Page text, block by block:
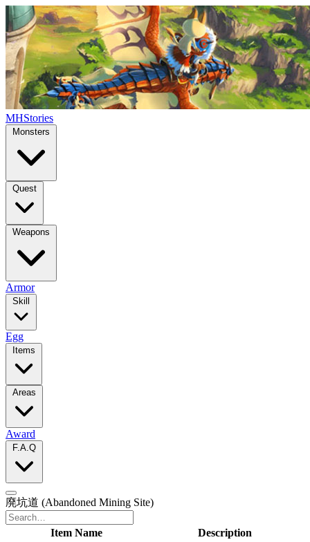
MHStories
Monsters
Quest
Weapons
Armor
Skill
Egg
Items
Areas
Award
F.A.Q
廃坑道 (Abandoned Mining Site)
Item Name
Description